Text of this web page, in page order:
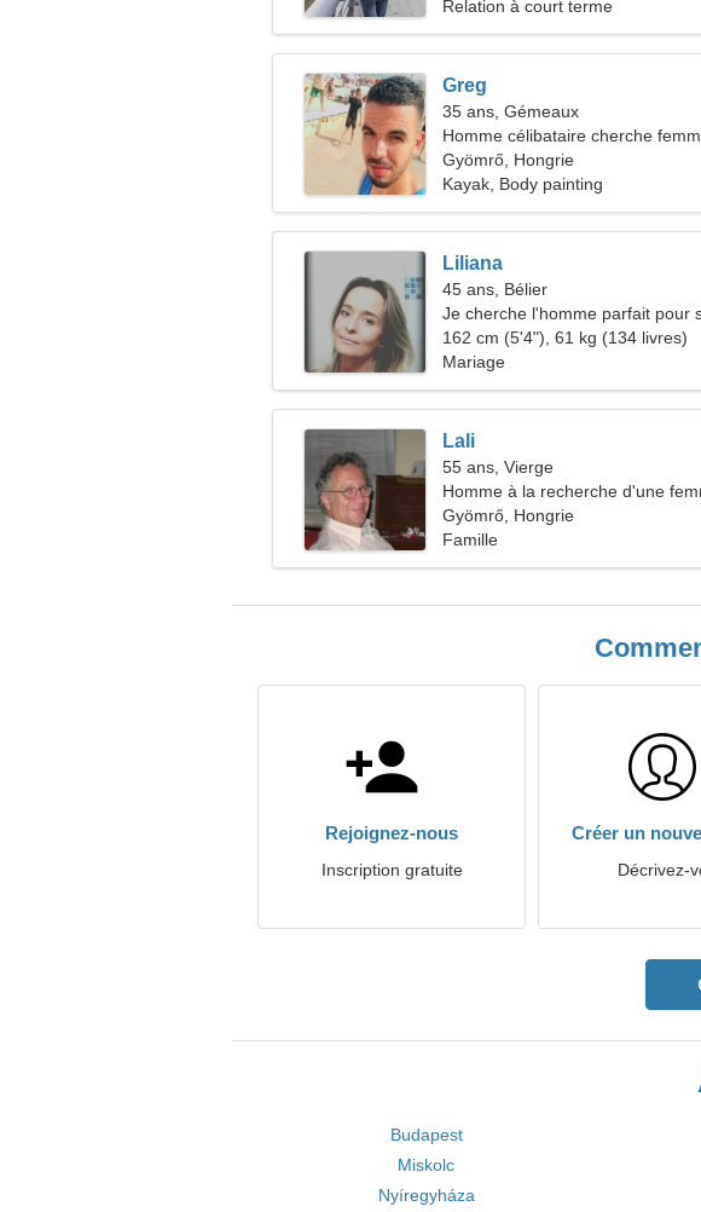
Relation à court terme
Greg
35 ans, Gémeaux
Homme célibataire cherche
Gyömrő, Hongrie
Kayak, Body painting
Liliana
45 ans, Bélier
Je cherche l'homme parfait pour
162 cm (5'4"), 61 kg (134 livres)
Mariage
Lali
55 ans, Vierge
Homme à la recherche d'une
48-50
Gyömrő, Hongrie
Famille
Rejoignez-nous
Inscription gratuite
Créer un
Décrivez-
Budapest
Miskolc
Nyíregyháza